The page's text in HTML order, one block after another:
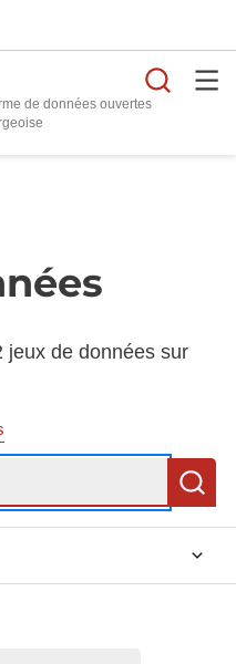
de données ouvertes
jeux de données sur